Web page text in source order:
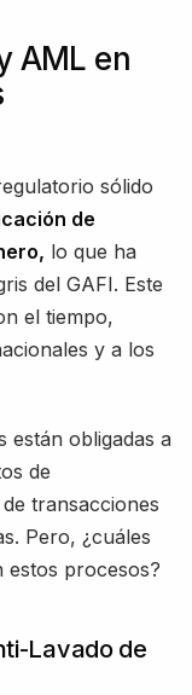
AML en
sólido
de
lo que ha
del GAFI. Este
el tiempo,
y a los
están obligadas a
de
transacciones
Pero, ¿cuáles
estos procesos?
Lavado de